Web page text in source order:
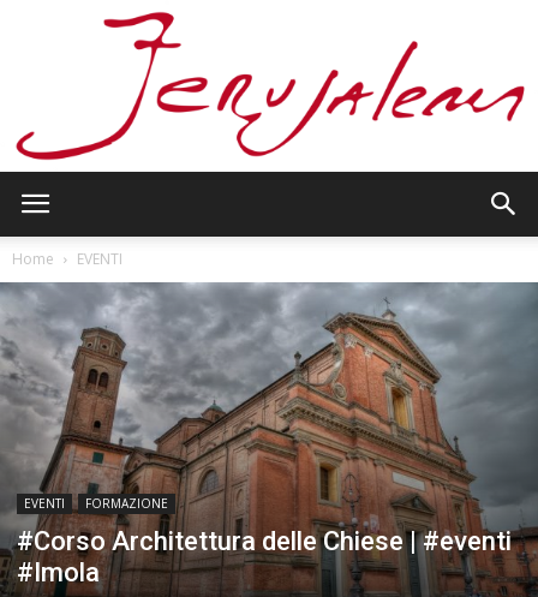
Home EVENTI
EVENTI FORMAZIONE
#Corso Architettura delle Chiese | #eventi
#Imola